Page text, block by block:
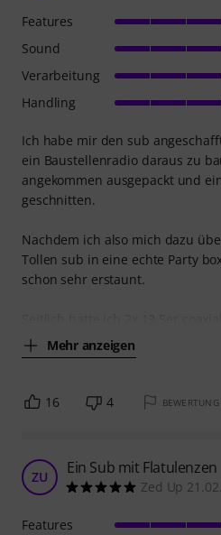
Ich habe mir den sub
ein Baustellenradio daraus zu
angekommen ausgepackt und
geschnitten.
Nachdem ich also mich dazu
Tollen sub in eine echte Party
schon sehr erstaunt.
Mehr anzeigen
Features
Sound
Verarbeitung
Handling
16 4
ZU Ein Sub mit Flatulenzen
Zed Up
Features